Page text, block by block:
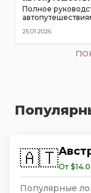
Полное
озёра, советы
25.01.2026
🇦🇹От
Популярные